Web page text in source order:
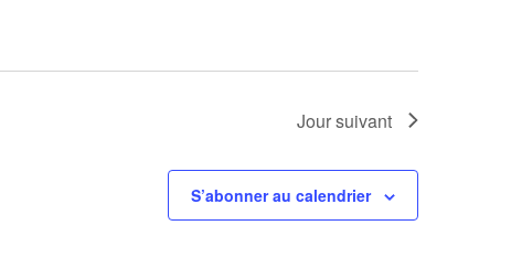
Jour suivant
S’abonner au calendrier